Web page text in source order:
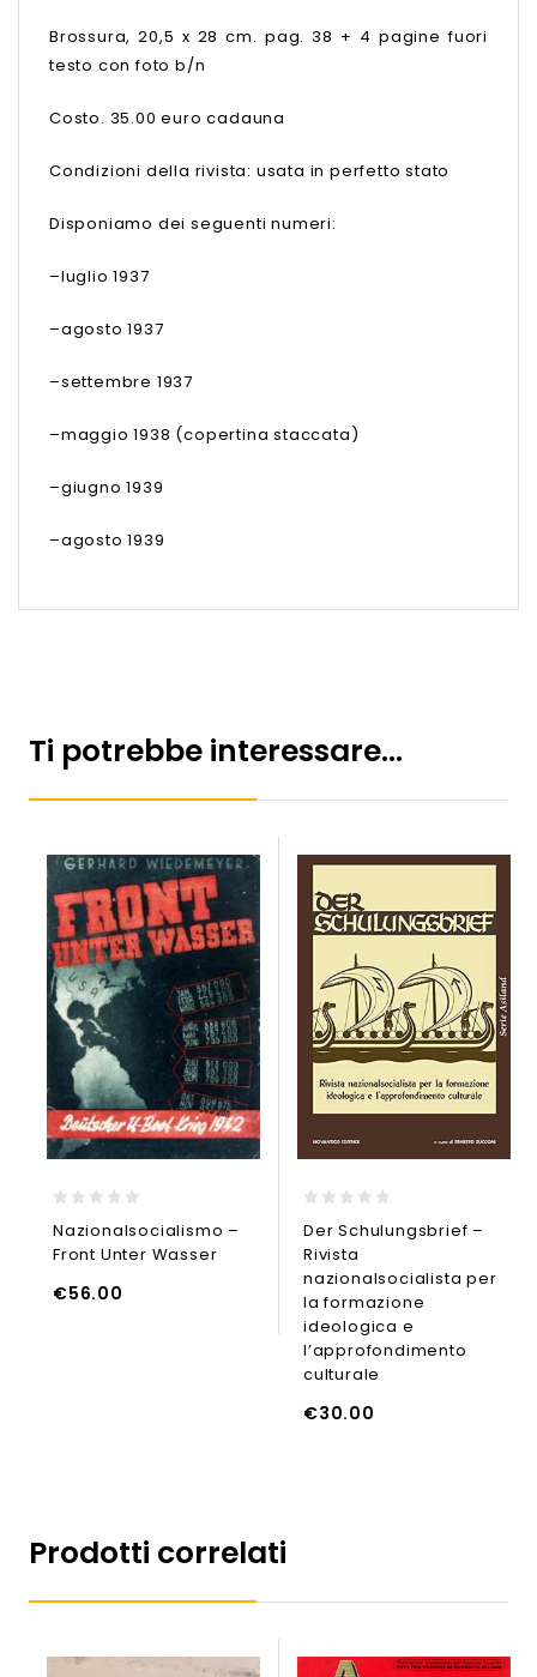
Brossura, 20,5 x 28 cm. pag. 38 + 4 pagine fuori
testo con foto b/n
Costo. 35.00 euro cadauna
Condizioni della rivista: usata in perfetto stato
Disponiamo dei seguenti numeri:
–luglio 1937
–agosto 1937
–settembre 1937
–maggio 1938 (copertina staccata)
–giugno 1939
–agosto 1939
Ti potrebbe interessare…
out
of
Nazionalsocialismo –
Front Unter Wasser
€56.00
out
of
Der Schulungsbrief –
Rivista
nazionalsocialista per
la formazione
ideologica e
l’approfondimento
culturale
€30.00
AGGIUNGI AL CARRELLO
Prodotti correlati